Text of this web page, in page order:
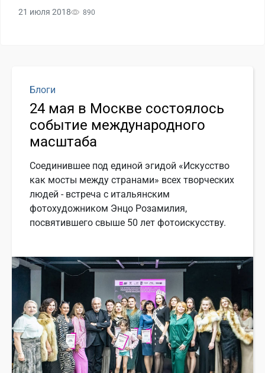
21 июля 2018 890
Блоги
24 мая в Москве состоялось
событие международного
масштаба
Соединившее под единой эгидой «Искусство
как мосты между странами» всех творческих
людей - встреча с итальянским
фотохудожником Энцо Розамилия,
посвятившего свыше 50 лет фотоискусству.